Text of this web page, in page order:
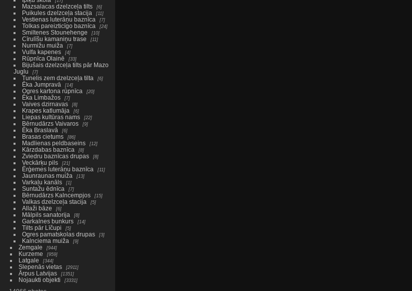
Mazsalacas dzelzceļa tilts 6
Puikules dzelzceļa stacija 11
Vestienas luterāņu baznīca 7
Tolkas pareizticīgo baznīca 24
Smiltenes Stounehenge 10
Cīrulīšu kamaniņu trase 11
Nurmižu muiža 7
Vulfa kapenes 4
Rūpnīca Olainē 33
Bijušais dzelzceļa tilts pār Mazo
Juglu
7
Tunelis zem dzelzceļa tilta 6
Ēka Jumpravā 14
Ogres kartona rūpnīca 20
Ēka Limbažos 7
Vaives dzirnavas 8
Krapes katlumāja 6
Liepas kultūras nams 22
Bērnudārzs Vaivaros 9
Ēka Braslavā 6
Brasas cietums 86
Madlienas peldbaseins 12
Kārzdabas baznīca 8
Zviedru baznīcas drupas 8
Veckārķu pils 21
Ērģemes luterāņu baznīca 11
Jaunraunas muiža 13
Varkaļu kanāls 1
Suntažu ēdnīca 7
Bērnudārzs Kalncempjos 15
Valkas dzelzceļa stacija 5
Allaži bāze 6
Mālpils sanatorija 8
Garkalnes bunkurs 14
Tilts pār Līčupi 5
Ogres pamatskolas drupas 3
Kalnciema muiža 9
Zemgale 944
Kurzeme 959
Latgale 344
Slepenās vietas 2911
Ārpus Latvijas 1351
Nojaukti objekti 3331